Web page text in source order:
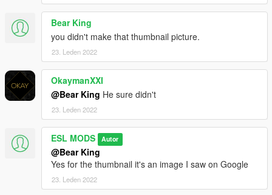
Bear King
you didn't make that thumbnail picture.
23. Leden 2022
OkaymanXXI
@Bear King He sure didn't
23. Leden 2022
ESL MODS Autor
@Bear King
Yes for the thumbnail it's an image I saw on Google
23. Leden 2022